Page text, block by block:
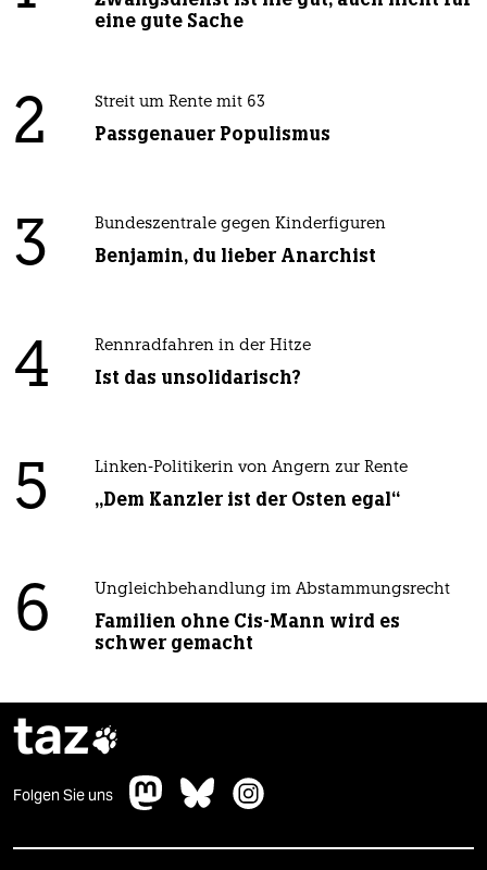
eine gute Sache
2 Streit um Rente mit 63
Passgenauer Populismus
3 Bundeszentrale gegen Kinderfiguren
Benjamin, du lieber Anarchist
4 Rennradfahren in der Hitze
Ist das unsolidarisch?
5 Linken-Politikerin von Angern zur Rente
„Dem Kanzler ist der Osten egal“
6 Ungleichbehandlung im Abstammungsrecht
Familien ohne Cis-Mann wird es
schwer gemacht
taz
Folgen Sie uns